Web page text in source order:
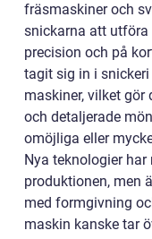
fräsmaskiner och
snickarna att utföra
precision och på
tagit sig in i
maskiner, vilket
och detaljerade
omöjliga eller
Nya teknologier
produktionen, men
med formgivning
maskin kanske tar